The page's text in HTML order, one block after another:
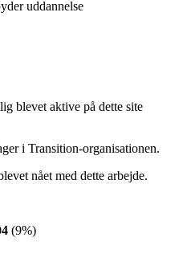
uddannelse
blevet aktive på dette site
i Transition-organisationen.
nået med dette arbejde.
(9%)